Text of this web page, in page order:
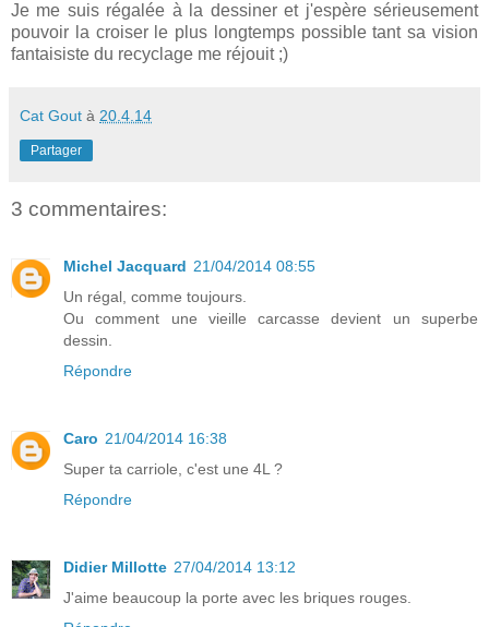
Je me suis régalée à la dessiner et j'espère sérieusement
pouvoir la croiser le plus longtemps possible tant sa vision
fantaisiste du recyclage me réjouit ;)
Cat Gout à 20.4.14
Partager
3 commentaires:
Michel Jacquard 21/04/2014 08:55
Un régal, comme toujours.
Ou comment une vieille carcasse devient un superbe
dessin.
Répondre
Caro 21/04/2014 16:38
Super ta carriole, c'est une 4L ?
Répondre
Didier Millotte 27/04/2014 13:12
J'aime beaucoup la porte avec les briques rouges.